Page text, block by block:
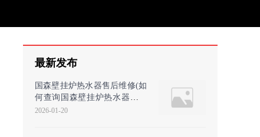
最新发布
国森壁挂炉热水器售后维修(如
何查询国森壁挂炉热水器的售
后维修服务？)
2026-01-20